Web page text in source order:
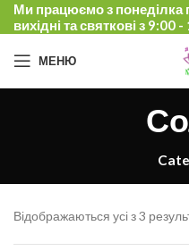
Ми працюємо з понеділка
вихідні та святкові з 9:00
МЕНЮ
Відображаються усі з 3